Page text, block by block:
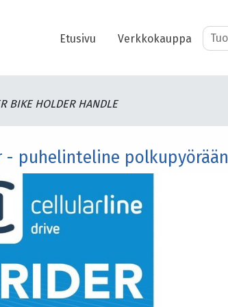
Etusivu Verkkokauppa
BIKE HOLDER HANDLE
- puhelinteline polkupyörään